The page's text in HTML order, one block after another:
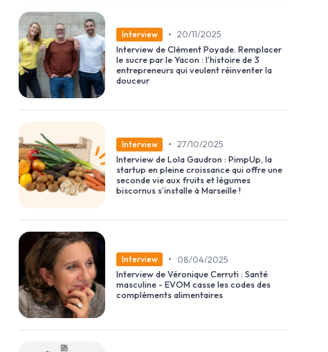
Interview • 20/11/2025
Interview de Clément Poyade. Remplacer
le sucre par le Yacon : l’histoire de 3
entrepreneurs qui veulent réinventer la
douceur
Interview • 27/10/2025
Interview de Lola Gaudron : PimpUp, la
startup en pleine croissance qui offre une
seconde vie aux fruits et légumes
biscornus s’installe à Marseille !
Interview •
08/04/2025
Interview de Véronique Cerruti : Santé
masculine - EVOM casse les codes des
compléments alimentaires